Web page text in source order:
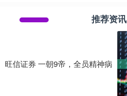
推荐资讯
旺信证券 一朝9帝，全员精神病